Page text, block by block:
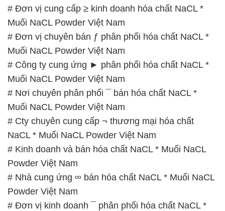
# Đơn vị cung cấp ≥ kinh doanh hóa chất NaCL *
Muối NaCL Powder Việt Nam
# Đơn vị chuyên bán ƒ phân phối hóa chất NaCL *
Muối NaCL Powder Việt Nam
# Công ty cung ứng ► phân phối hóa chất NaCL *
Muối NaCL Powder Việt Nam
# Nơi chuyên phân phối ¯ bán hóa chất NaCL *
Muối NaCL Powder Việt Nam
# Cty chuyên cung cấp ¬ thương mại hóa chất
NaCL * Muối NaCL Powder Việt Nam
# Kinh doanh và bán hóa chất NaCL * Muối NaCL
Powder Việt Nam
# Nhà cung ứng ∞ bán hóa chất NaCL * Muối NaCL
Powder Việt Nam
# Đơn vị kinh doanh ¯ phân phối hóa chất NaCL *